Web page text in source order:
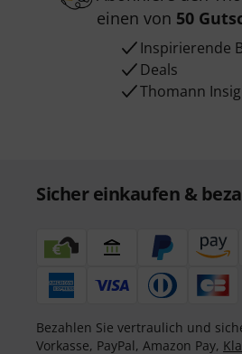
einen von 50
Inspirierende
Deals
Thomann
Sicher einkaufen &
Bezahlen Sie vertraulich und
Vorkasse, PayPal, Amazon Pay,